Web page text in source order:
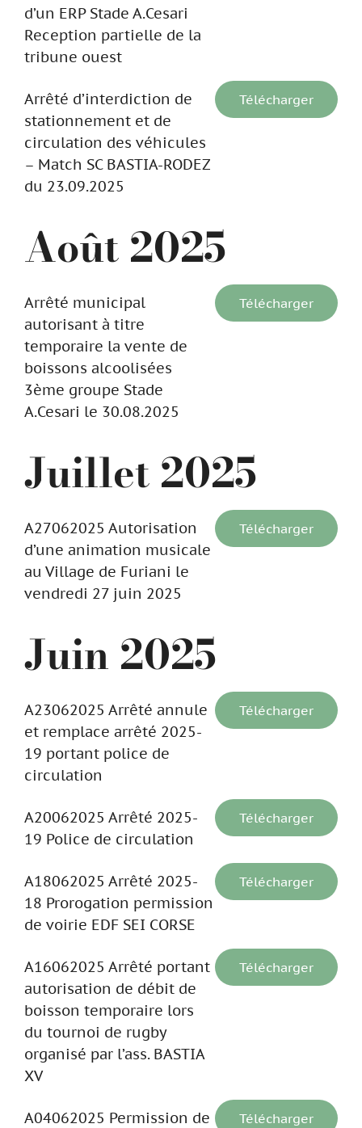
d’un ERP Stade A.Cesari
Reception partielle de la
tribune ouest
Arrêté d’interdiction de
stationnement et de
circulation des véhicules
– Match SC BASTIA-RODEZ
du 23.09.2025
Télécharger
Août 2025
Arrêté municipal
autorisant à titre
temporaire la vente de
boissons alcoolisées
3ème groupe Stade
A.Cesari le 30.08.2025
Télécharger
Juillet 2025
A27062025 Autorisation
d’une animation musicale
au Village de Furiani le
vendredi 27 juin 2025
Télécharger
Juin 2025
A23062025 Arrêté annule
et remplace arrêté 2025-
19 portant police de
circulation
Télécharger
A20062025 Arrêté 2025-
19 Police de circulation
Télécharger
A18062025 Arrêté 2025-
18 Prorogation permission
de voirie EDF SEI CORSE
Télécharger
A16062025 Arrêté portant
autorisation de débit de
boisson temporaire lors
du tournoi de rugby
organisé par l’ass. BASTIA
XV
Télécharger
A04062025 Permission de
Télécharger